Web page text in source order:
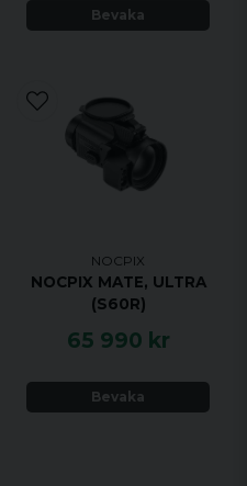
Bevaka
NOCPIX
NOCPIX MATE, ULTRA
(S60R)
65 990 kr
Bevaka